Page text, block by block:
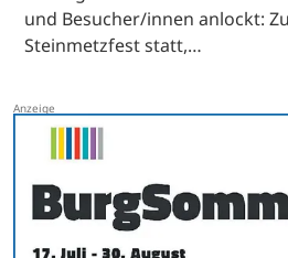
und Besucher/innen anlockt:
Steinmetzfest statt,…